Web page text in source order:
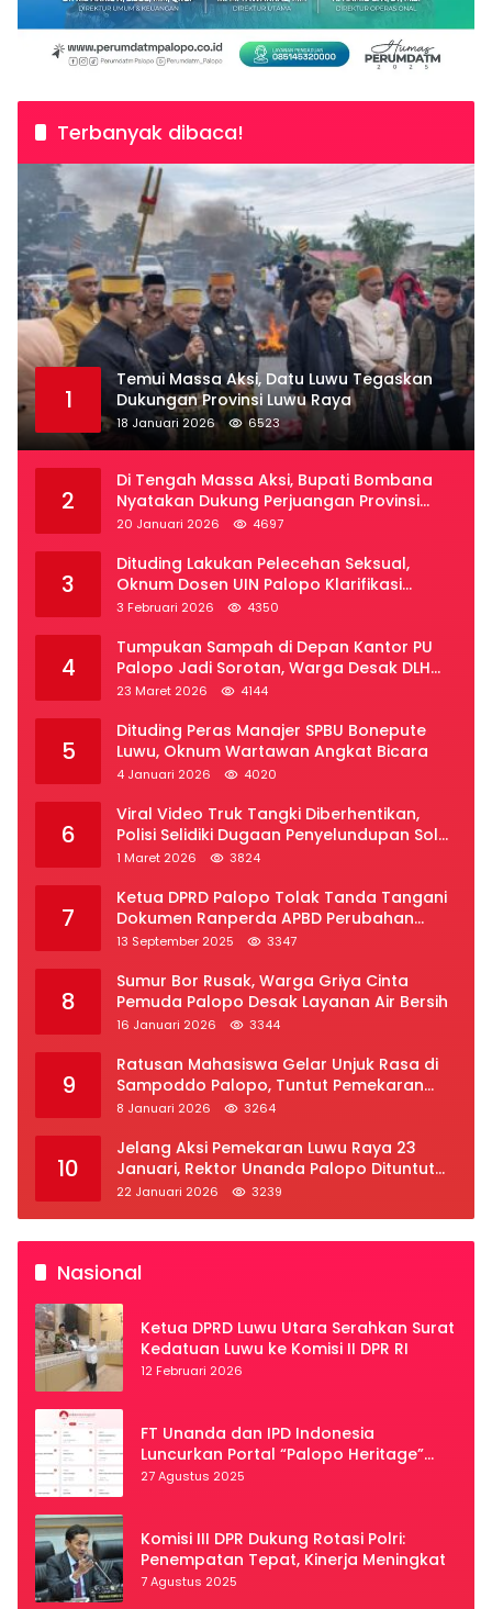
Terbanyak dibaca!
1
Temui Massa Aksi, Datu Luwu Tegaskan
Dukungan Provinsi Luwu Raya
18 Januari 2026 6523
2
Di Tengah Massa Aksi, Bupati Bombana
Nyatakan Dukung Perjuangan Provinsi
Luwu Raya
20 Januari 2026 4697
3
Dituding Lakukan Pelecehan Seksual,
Oknum Dosen UIN Palopo Klarifikasi
Kronologi
3 Februari 2026 4350
4
Tumpukan Sampah di Depan Kantor PU
Palopo Jadi Sorotan, Warga Desak DLH
Segera Bertindak
23 Maret 2026 4144
5
Dituding Peras Manajer SPBU Bonepute
Luwu, Oknum Wartawan Angkat Bicara
4 Januari 2026 4020
6
Viral Video Truk Tangki Diberhentikan,
Polisi Selidiki Dugaan Penyelundupan Solar
Subsidi di Palopo
1 Maret 2026 3824
7
Ketua DPRD Palopo Tolak Tanda Tangani
Dokumen Ranperda APBD Perubahan
2025
13 September 2025 3347
8
Sumur Bor Rusak, Warga Griya Cinta
Pemuda Palopo Desak Layanan Air Bersih
16 Januari 2026 3344
9
Ratusan Mahasiswa Gelar Unjuk Rasa di
Sampoddo Palopo, Tuntut Pemekaran
Provinsi Luwu Raya
8 Januari 2026 3264
10
Jelang Aksi Pemekaran Luwu Raya 23
Januari, Rektor Unanda Palopo Dituntut
Liburkan Mahasiswa
22 Januari 2026 3239
Nasional
Ketua DPRD Luwu Utara Serahkan Surat
Kedatuan Luwu ke Komisi II DPR RI
12 Februari 2026
FT Unanda dan IPD Indonesia
Luncurkan Portal “Palopo Heritage”
Secara Virtual
27 Agustus 2025
Komisi III DPR Dukung Rotasi Polri:
Penempatan Tepat, Kinerja Meningkat
7 Agustus 2025